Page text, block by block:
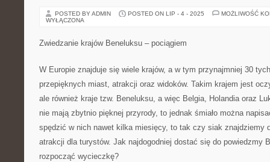
POSTED BY ADMIN POSTED ON LIP - 4 - 2025
MOŻLIWOŚĆ
WYŁĄCZONA
Zwiedzanie krajów Beneluksu – pociągiem
W Europie znajduje się wiele krajów, a w tym przynajmniej 30
przepięknych miast, atrakcji oraz widoków. Takim krajem jest
ale również kraje tzw. Beneluksu, a więc Belgia, Holandia oraz
nie mają zbytnio pięknej przyrody, to jednak śmiało można
spędzić w nich nawet kilka miesięcy, to tak czy siak znajdziemy
atrakcji dla turystów. Jak najdogodniej dostać się do powiedzmy
rozpocząć wycieczkę?